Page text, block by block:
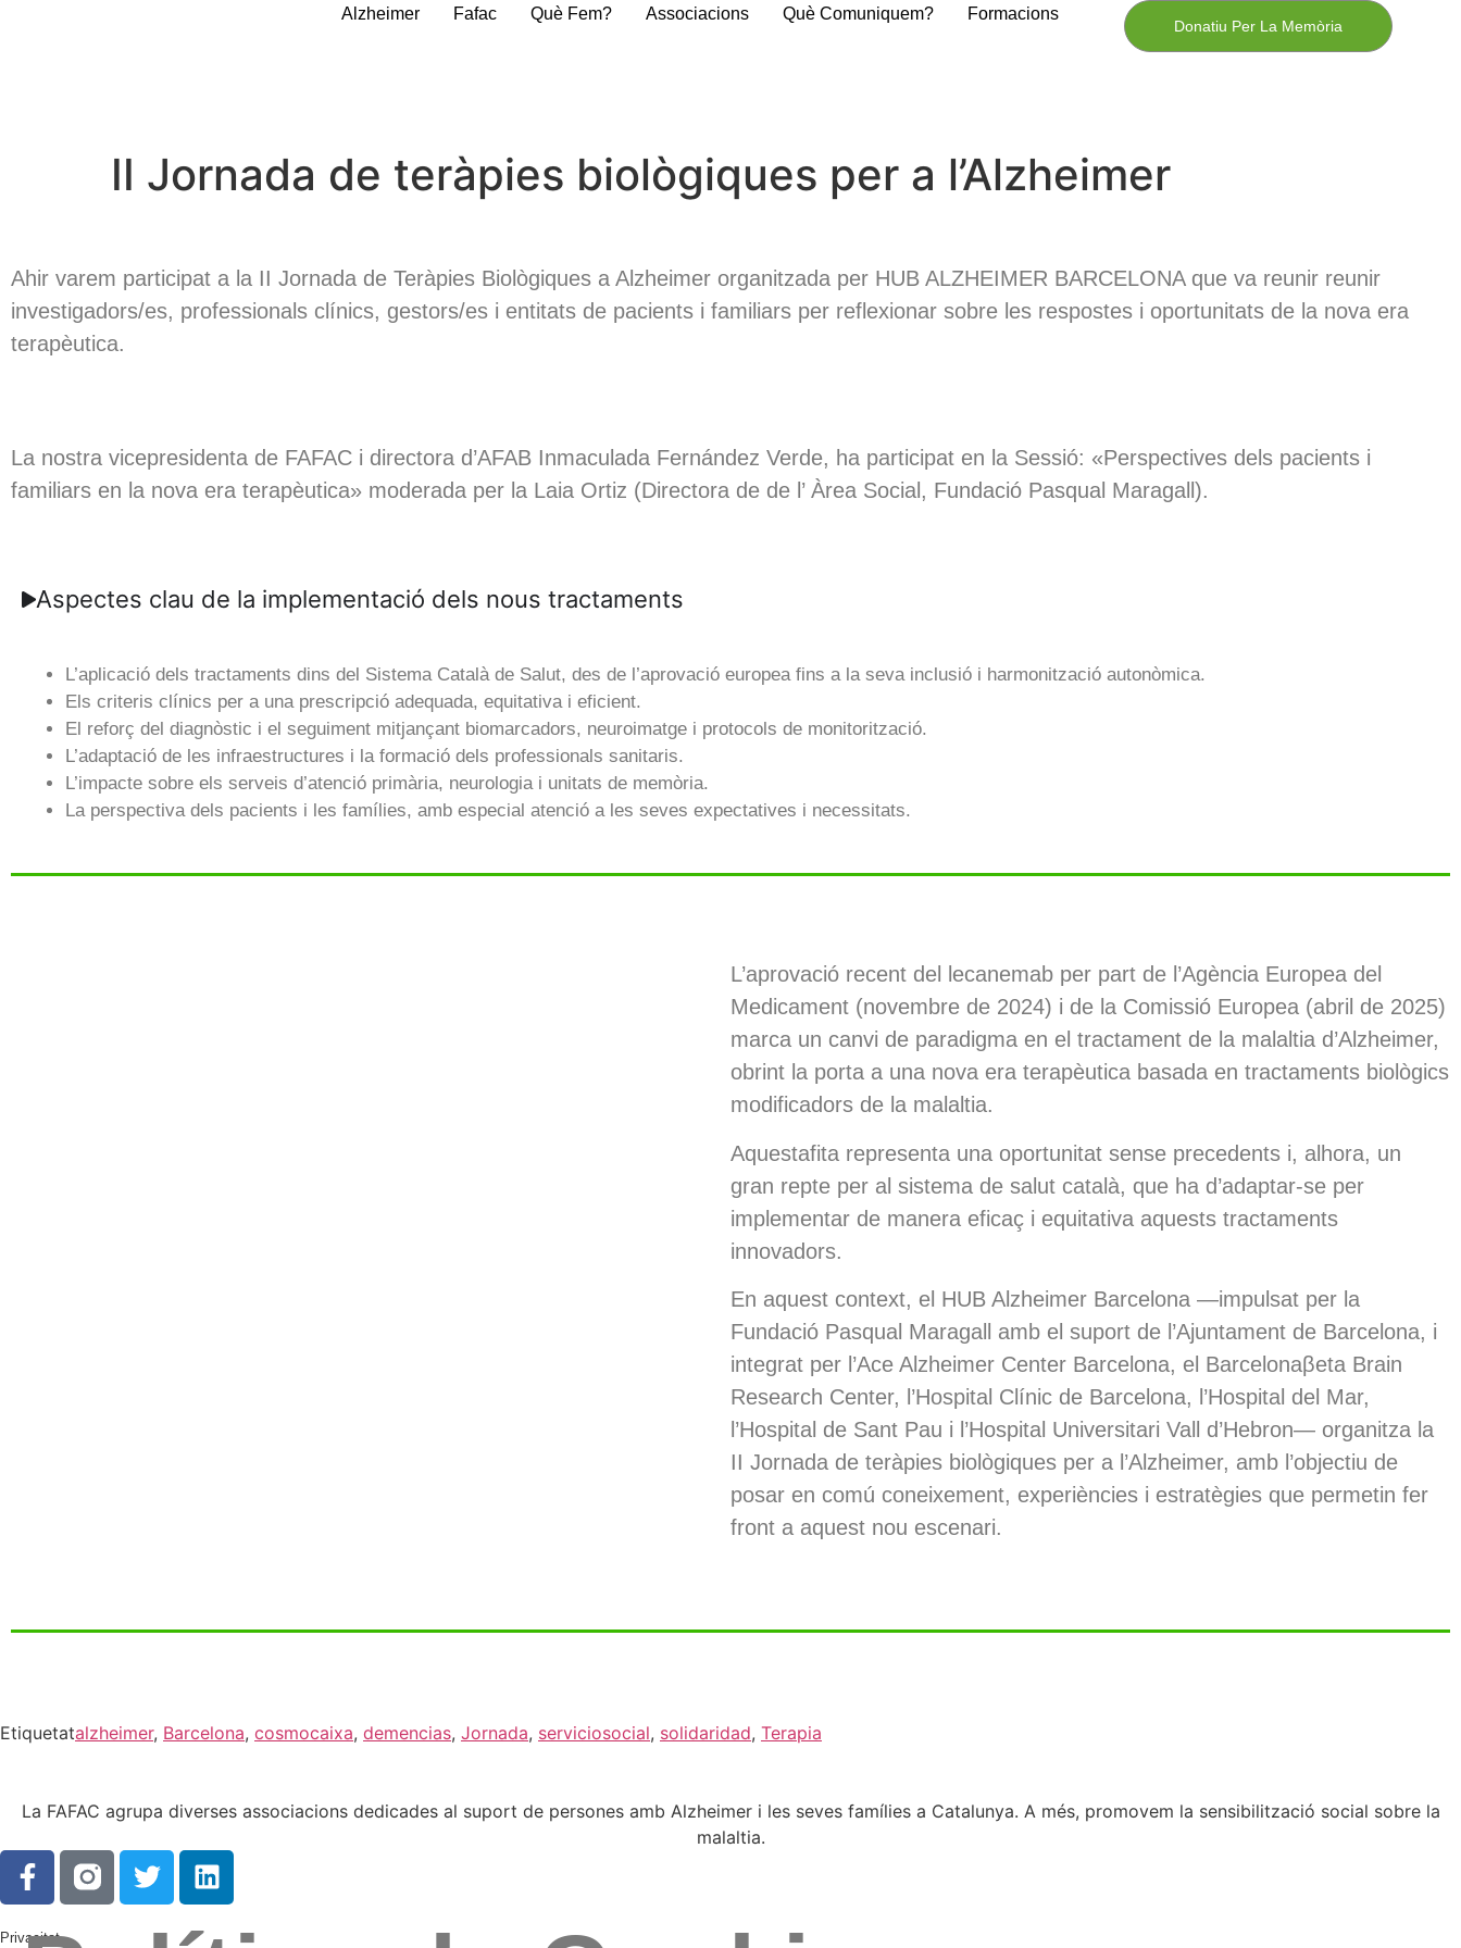
Alzheimer Fafac Què Fem? Associacions Què Comuniquem? Formacions
Donatiu Per La Memòria
II Jornada de teràpies biològiques per a l’Alzheimer
Ahir varem participat a la II Jornada de Teràpies Biològiques a Alzheimer organitzada per HUB ALZHEIMER BARCELONA que va reunir reunir
investigadors/es, professionals clínics, gestors/es i entitats de pacients i familiars per reflexionar sobre les respostes i oportunitats de la nova era
terapèutica.
La nostra vicepresidenta de FAFAC i directora d’AFAB Inmaculada Fernández Verde, ha participat en la Sessió: «Perspectives dels pacients i
familiars en la nova era terapèutica» moderada per la Laia Ortiz (Directora de de l’ Àrea Social, Fundació Pasqual Maragall).
Aspectes clau de la implementació dels nous tractaments
L’aplicació dels tractaments dins del Sistema Català de Salut, des de l’aprovació europea fins a la seva inclusió i harmonització autonòmica.
Els criteris clínics per a una prescripció adequada, equitativa i eficient.
El reforç del diagnòstic i el seguiment mitjançant biomarcadors, neuroimatge i protocols de monitorització.
L’adaptació de les infraestructures i la formació dels professionals sanitaris.
L’impacte sobre els serveis d’atenció primària, neurologia i unitats de memòria.
La perspectiva dels pacients i les famílies, amb especial atenció a les seves expectatives i necessitats.
L’aprovació recent del lecanemab per part de l’Agència Europea del
Medicament (novembre de 2024) i de la Comissió Europea (abril de 2025)
marca un canvi de paradigma en el tractament de la malaltia d’Alzheimer,
obrint la porta a una nova era terapèutica basada en tractaments biològics
modificadors de la malaltia.
Aquestafita representa una oportunitat sense precedents i, alhora, un
gran repte per al sistema de salut català, que ha d’adaptar-se per
implementar de manera eficaç i equitativa aquests tractaments
innovadors.
En aquest context, el HUB Alzheimer Barcelona —impulsat per la
Fundació Pasqual Maragall amb el suport de l’Ajuntament de Barcelona, i
integrat per l’Ace Alzheimer Center Barcelona, el Barcelonaβeta Brain
Research Center, l’Hospital Clínic de Barcelona, l’Hospital del Mar,
l’Hospital de Sant Pau i l’Hospital Universitari Vall d’Hebron— organitza la
II Jornada de teràpies biològiques per a l’Alzheimer, amb l’objectiu de
posar en comú coneixement, experiències i estratègies que permetin fer
front a aquest nou escenari.
Etiquetatalzheimer, Barcelona, cosmocaixa, demencias, Jornada, serviciosocial, solidaridad, Terapia
La FAFAC agrupa diverses associacions dedicades al suport de persones amb Alzheimer i les seves famílies a Catalunya. A més, promovem la sensibilització social sobre la
malaltia.
Privacitat